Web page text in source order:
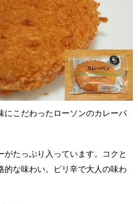
にこだわったローソンのカレーパ
がたっぷり入っています。コクと
的な味わい。ピリ辛で大人の味わ